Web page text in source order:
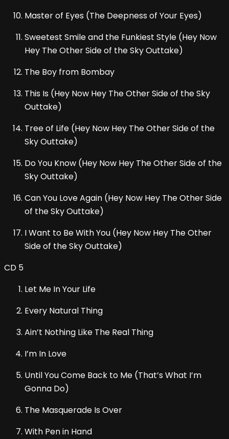
Master of Eyes (The Deepness of Your Eyes)
Sweetest Smile and the Funkiest Style (Hey Now
Hey The Other Side of the Sky Outtake)
The Boy from Bombay
This Is (Hey Now Hey The Other Side of the Sky
Outtake)
Tree of Life (Hey Now Hey The Other Side of the
Sky Outtake)
Do You Know (Hey Now Hey The Other Side of the
Sky Outtake)
Can You Love Again (Hey Now Hey The Other Side
of the Sky Outtake)
I Want to Be With You (Hey Now Hey The Other
Side of the Sky Outtake)
CD 5
Let Me In Your Life
Every Natural Thing
Ain’t Nothing Like The Real Thing
I’m In Love
Until You Come Back to Me (That’s What I’m
Gonna Do)
The Masquerade Is Over
With Pen in Hand